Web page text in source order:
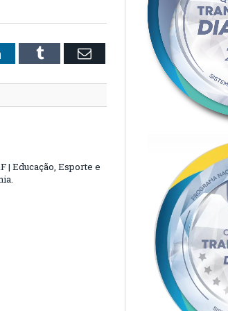
LinkedInTumblr Email
| Educação, Esporte e